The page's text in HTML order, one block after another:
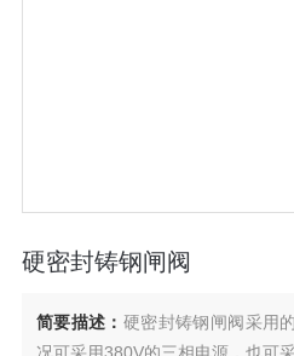
硬密封铸钢闸阀
简要描述： 硬密封铸钢闸阀采用
况可采用380V的三相电源，也可